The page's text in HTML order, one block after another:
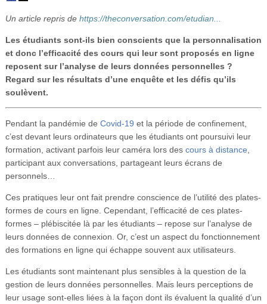
Un article repris de https://theconversation.com/etudian...
Les étudiants sont-ils bien conscients que la personnalisation
et donc l’efficacité des cours qui leur sont proposés en ligne
reposent sur l’analyse de leurs données personnelles ?
Regard sur les résultats d’une enquête et les défis qu’ils
soulèvent.
Pendant la pandémie de Covid-19 et la période de confinement,
c’est devant leurs ordinateurs que les étudiants ont poursuivi leur
formation, activant parfois leur caméra lors des cours à distance
participant aux conversations, partageant leurs écrans de
personnels…
Ces pratiques leur ont fait prendre conscience de l’utilité des plates-
formes de cours en ligne. Cependant, l’efficacité de ces plates-
formes – plébiscitée là par les étudiants – repose sur l’analyse de
leurs données de connexion. Or, c’est un aspect du fonctionnement
des formations en ligne qui échappe souvent aux utilisateurs.
Les étudiants sont maintenant plus sensibles à la question de la
gestion de leurs données personnelles. Mais leurs perceptions de
leur usage sont-elles liées à la façon dont ils évaluent la qualité d’un